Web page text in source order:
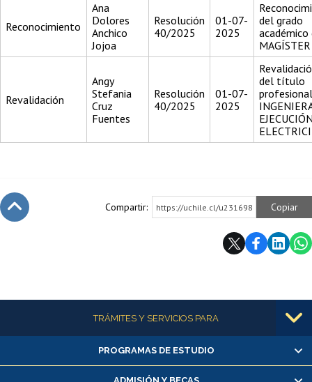
Reconocimiento
Ana
Dolores
Anchico
Jojoa
Resolución
40/2025
01-07-
2025
del grado
académico
MAGÍSTER
Revalidación
Angy
Stefania
Cruz
Fuentes
Resolución
40/2025
01-07-
2025
del título
Compartir: https://uchile.cl/u231698 Copiar
Más informaciónTRÁMITES Y SERVICIOS PARA
Alumnas/os y exalumnas/os
Matrícula en línea
PROGRAMAS DE ESTUDIO